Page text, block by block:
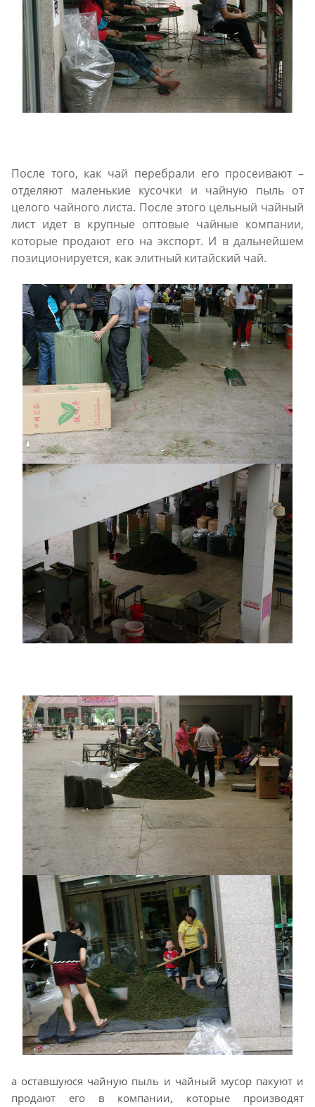
После того, как чай перебрали его просеивают –
отделяют маленькие кусочки и чайную пыль от
целого чайного листа. После этого цельный чайный
лист идет в крупные оптовые чайные компании,
которые продают его на экспорт. И в дальнейшем
позиционируется, как элитный китайский чай.
а оставшуюся чайную пыль и чайный мусор пакуют и
продают его в компании, которые производят